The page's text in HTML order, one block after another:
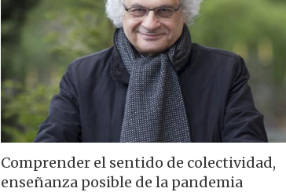
Comprender el sentido de colectividad,
enseñanza posible de la pandemia